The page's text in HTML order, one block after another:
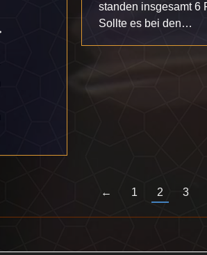
standen insgesamt 6
Sollte es bei den…
← 1 2 3